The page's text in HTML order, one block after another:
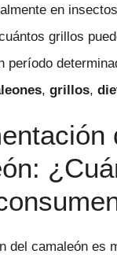
en
grillos
período
, grillos,
del camaleón es